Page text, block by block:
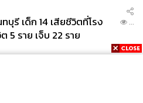
รี เด็ก 14 เสียชีวิตที่โรง
5 ราย เจ็บ 22 ราย
...